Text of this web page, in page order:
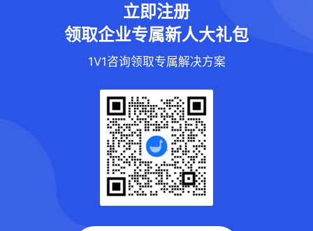
立即注册
领取企业专属新人大礼包
1V1咨询领取专属解决方案